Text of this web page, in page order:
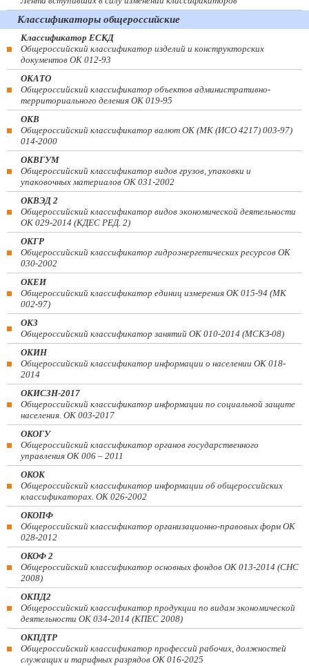
Классификаторы общероссийские
Классификатор ЕСКД
Общероссийский классификатор изделий и конструкторских
документов ОК 012-93
ОКАТО
Общероссийский классификатор объектов административно-
территориального деления ОК 019-95
ОКВ
Общероссийский классификатор валют ОК (МК (ИСО 4217) 003-97)
014-2000
ОКВГУМ
Общероссийский классификатор видов грузов, упаковки и
упаковочных материалов ОК 031-2002
ОКВЭД 2
Общероссийский классификатор видов экономической деятельности
ОК 029-2014 (КДЕС РЕД. 2)
ОКГР
Общероссийский классификатор гидроэнергетических ресурсов ОК
030-2002
ОКЕИ
Общероссийский классификатор единиц измерения ОК 015-94 (МК
002-97)
ОКЗ
Общероссийский классификатор занятий ОК 010-2014 (МСКЗ-08)
ОКИН
Общероссийский классификатор информации о населении ОК 018-
2014
ОКИСЗН-2017
Общероссийский классификатор информации по социальной защите
населения. ОК 003-2017
ОКОГУ
Общероссийский классификатор органов государственного
управления ОК 006 – 2011
ОКОК
Общероссийский классификатор информации об общероссийских
классификаторах. ОК 026-2002
ОКОПФ
Общероссийский классификатор организационно-правовых форм ОК
028-2012
ОКОФ 2
Общероссийский классификатор основных фондов ОК 013-2014 (СНС
2008)
ОКПД2
Общероссийский классификатор продукции по видам экономической
деятельности ОК 034-2014 (КПЕС 2008)
ОКПДТР
Общероссийский классификатор профессий рабочих, должностей
служащих и тарифных разрядов ОК 016-2025